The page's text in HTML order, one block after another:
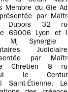
Membre du Gie
par
Dubois 32
69006 Lyon et
Mj Synergie
par
Chretien 8
le
Saint-Étienne.